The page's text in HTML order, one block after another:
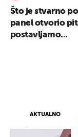
AKTUALNO
Što je stvarno
panel otvorio
postavljamo...